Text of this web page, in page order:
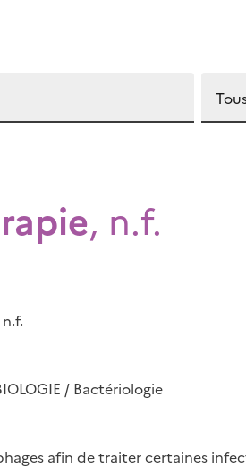
, n.f.
/ Bactériologie
afin de traiter certaines